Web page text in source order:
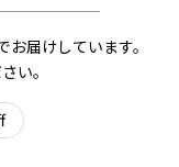
届けしています。
い。